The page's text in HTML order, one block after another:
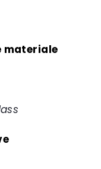
materiale